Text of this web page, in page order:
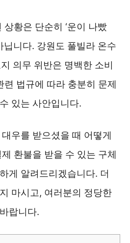
황은 단순히 ‘운이 나빴
닙니다. 강원도 풀빌라 온수
의무 위반은 명백한 소비
련 법규에 따라 충분히 문제
있는 사안입니다.
우를 받으셨을 때 어떻게
환불을 받을 수 있는 구체
게 알려드리겠습니다. 더
마시고, 여러분의 정당한
랍니다.